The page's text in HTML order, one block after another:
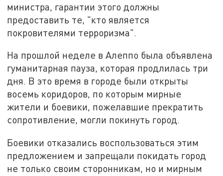
министра, гарантии этого должны
предоставить те, "кто является
покровителями терроризма".
На прошлой неделе в Алеппо была объявлена
гуманитарная пауза, которая продлилась три
дня. В это время в городе были открыты
восемь коридоров, по которым мирные
жители и боевики, пожелавшие прекратить
сопротивление, могли покинуть город.
Боевики отказались воспользоваться этим
предложением и запрещали покидать город
не только своим сторонникам, но и мирным